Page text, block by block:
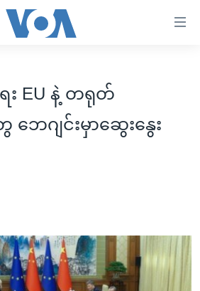
အလက်များ
EU နဲ့ တရုတ်
ဘေဂျင်းမှာဆွေးနွေး